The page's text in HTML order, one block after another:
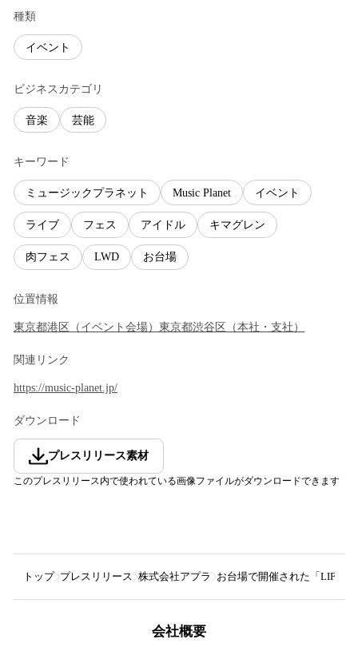
種類
イベント
ビジネスカテゴリ
音楽 芸能
キーワード
ミュージックプラネット Music Planet イベント
ライブ フェス アイドル キマグレン
肉フェス LWD お台場
位置情報
東京都港区 （ イベント会場） 東京都渋谷区 （本社・支社 ）
関連リンク
https://music-planet.jp/
ダウンロード
プレスリリース素材
このプレスリリース内で使われている画像ファイルがダウンロードできます
トップ プレスリリース 株式会社アプラ お台場で開催された「
会社概要